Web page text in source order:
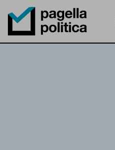
Pagella Politica Logo